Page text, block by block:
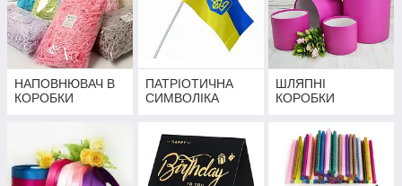
НАПОВНЮВАЧ В
КОРОБКИ
ПАТРІОТИЧНА
СИМВОЛІКА
ШЛЯПНІ
КОРОБКИ